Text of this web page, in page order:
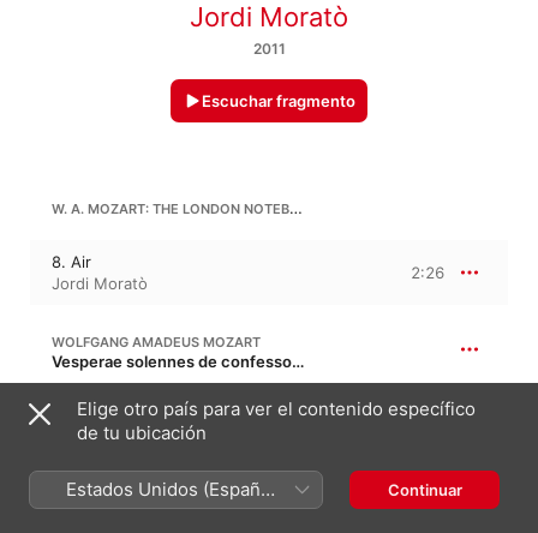
Jordi Moratò
2011
Escuchar fragmento
W. A. MOZART: THE LONDON NOTEBOOK IN A FLAT MAJOR, K. 109B
8. Air
Jordi Moratò
2:26
WOLFGANG AMADEUS MOZART
Vesperae solennes de confessore en do mayor, K. 339, KV 339 · “Vísperas solemnes de confesor”
Lauate Dominum
Jordi Moratò
4:08
W. A. MOZART: AVE VERUM IN A MAJOR, K. 618
Elige otro país para ver el contenido específico
de tu ubicación
Estados Unidos (Español
México)
Continuar